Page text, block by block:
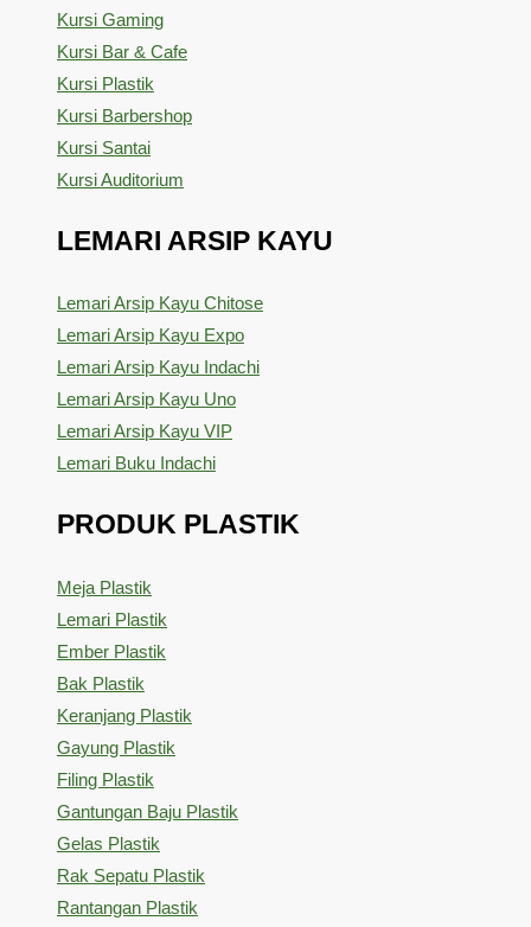
Kursi Gaming
Kursi Bar & Cafe
Kursi Plastik
Kursi Barbershop
Kursi Santai
Kursi Auditorium
LEMARI ARSIP KAYU
Lemari Arsip Kayu Chitose
Lemari Arsip Kayu Expo
Lemari Arsip Kayu Indachi
Lemari Arsip Kayu Uno
Lemari Arsip Kayu VIP
Lemari Buku Indachi
PRODUK PLASTIK
Meja Plastik
Lemari Plastik
Ember Plastik
Bak Plastik
Keranjang Plastik
Gayung Plastik
Filing Plastik
Gantungan Baju Plastik
Gelas Plastik
Rak Sepatu Plastik
Rantangan Plastik